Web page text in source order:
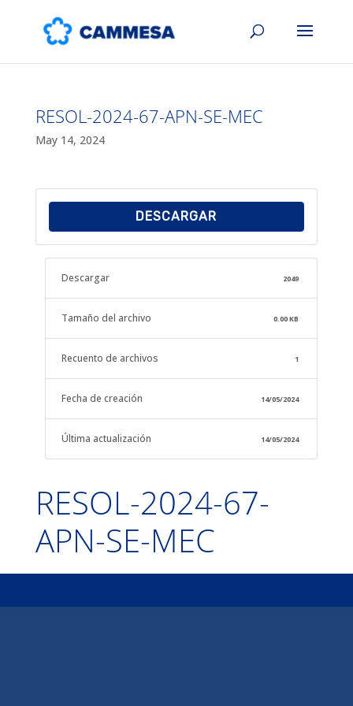
RESOL-2024-67-APN-SE-MEC
May 14, 2024
DESCARGAR
Descargar 2049
Tamaño del archivo 0.00 KB
Recuento de archivos 1
Fecha de creación 14/05/2024
Última actualización 14/05/2024
RESOL-2024-67-
APN-SE-MEC